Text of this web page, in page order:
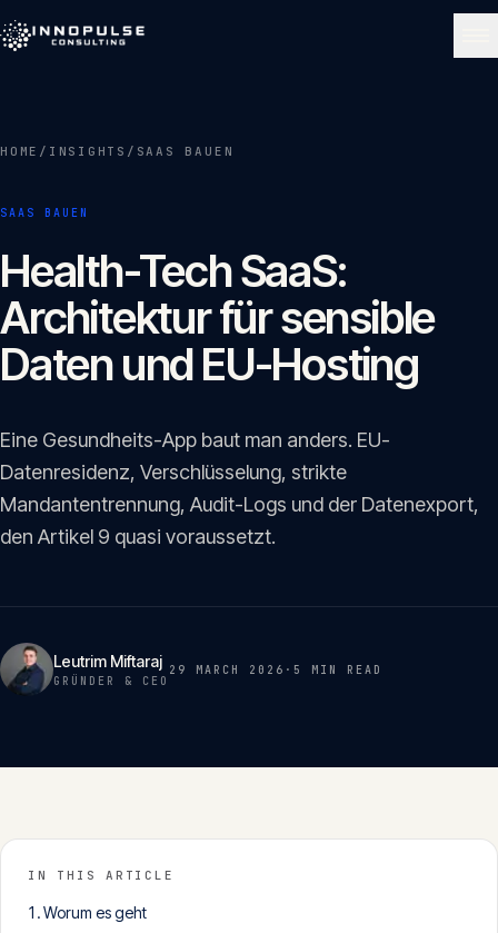
Über uns 02
Leistungen
Portfolio 04
Insights 05
Glossar 06
Kontakt
HOME / INSIGHTS / SAAS BAUEN
SAAS BAUEN
Health-Tech SaaS:
Architektur für sensible
Daten und EU-Hosting
Eine Gesundheits-App baut man anders. EU-
Datenresidenz, Verschlüsselung, strikte
Mandantentrennung, Audit-Logs und der Datenexport,
den Artikel 9 quasi voraussetzt.
Leutrim Miftaraj
GRÜNDER & CEO
29 MARCH 2026 · 5 MIN READ
IN THIS ARTICLE
Worum es geht